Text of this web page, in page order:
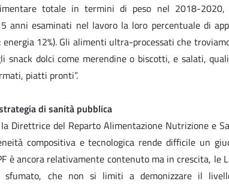
totale in termini di peso nel 2018-2020,
anni esaminati nel lavoro la loro percentuale di
12%). Gli alimenti ultra-processati che
snack dolci come merendine o biscotti, e salati,
piatti pronti”.
di sanità pubblica
Direttrice del Reparto Alimentazione Nutrizione e
compositiva e tecnologica rende difficile un
è ancora relativamente contenuto ma in crescita, le
sfumato, che non si limiti a demonizzare il